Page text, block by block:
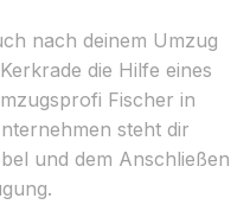
nach deinem Umzug
die Hilfe eines
Fischer in
steht dir
und dem Anschließen